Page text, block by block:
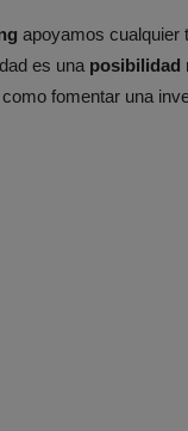
apoyamos cualquier
es una posibilidad
fomentar una